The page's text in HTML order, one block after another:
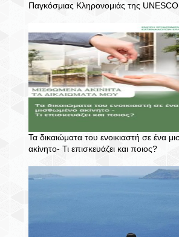
Παγκόσμιας Κληρονομιάς της UNESCO
Τα δικαιώματα του ενοικιαστή σε ένα
ακίνητο- Τι επισκευάζει και ποιος?